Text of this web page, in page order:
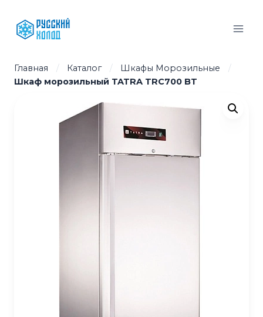
содержимому
Главная / Каталог / Шкафы Морозильные
/
Шкаф морозильный TATRA TRC700 BT